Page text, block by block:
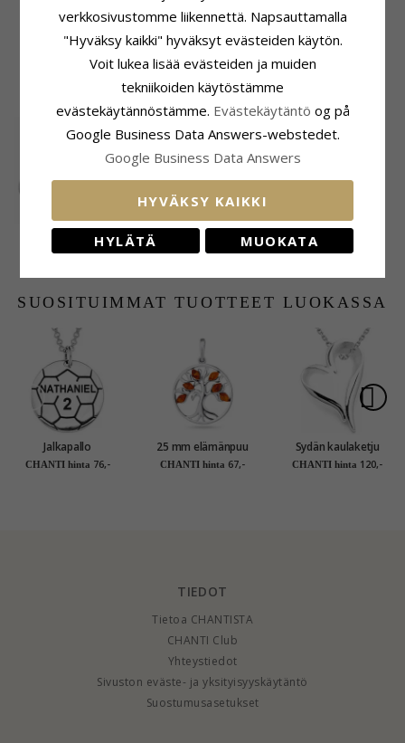
Sopii Leveisiin Kultaketjuihin
Käärme Maks.:1,8 mm
Venetsia Maks.:1,8 mm
ASIAKKAAT OSTAVAT MYÖS
Sormus hopeaa,
jossa 8 karaattia
CHANTI hinta 184,-
SUOSITUIMMAT TUOTTEET LUOKASSA
Jalkapallo
Nimikaulaketjut
CHANTI hinta 76,-
25 mm elämänpuu
meripihka riipus
CHANTI hinta 67,-
Sydän kaulaketju
hopeaa riipus hopeaa
CHANTI hinta 120,-
TIEDOT
Tietoa CHANTISTA
CHANTI Club
Yhteystiedot
Sivuston eväste- ja yksityisyyskäytäntö
Suostumusasetukset
verkkosivustomme liikennettä. Napsauttamalla
"Hyväksy kaikki" hyväksyt evästeiden käytön.
Voit lukea lisää evästeiden ja muiden
tekniikoiden käytöstämme
evästekäytännöstämme. Evästekäytäntö og på
Google Business Data Answers-webstedet.
Google Business Data Answers
HYVÄKSY KAIKKI
HYLÄTÄ MUOKATA